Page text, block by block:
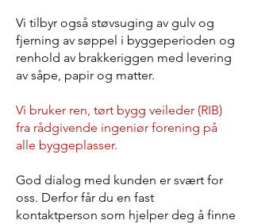
Vi tilbyr også støvsuging av gulv og
fjerning av søppel i byggeperioden og
renhold av brakkeriggen med levering
av såpe, papir og matter.
Vi bruker ren, tørt bygg veileder (RIB)
fra rådgivende ingeniør forening på
alle byggeplasser.
God dialog med kunden er svært for
oss. Derfor får du en fast
kontaktperson som hjelper deg å finne